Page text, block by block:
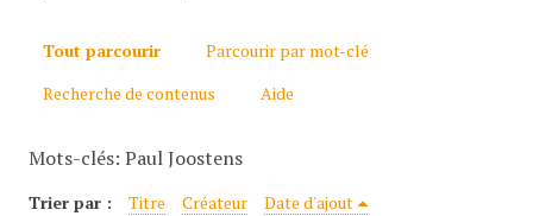
Tout parcourir
Parcourir par mot-clé
Recherche de contenus
Aide
Mots-clés: Paul Joostens
Trier par : Titre Créateur Date d'ajout